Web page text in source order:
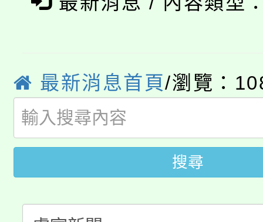
系所師生報名參加。
踴躍報名參加。
車」活動
桃園市115學年度學生
生本土語及新住民語歌
公告本校115學年度第
代理(課)教師甄選結果(
公告本校115學年度第
代理(課)教師甄選結果(
轉知中國文化大學推廣
《TA101》溝通分析基
轉知苗栗縣政府辦理
最新消息首頁/瀏覽：
搜尋